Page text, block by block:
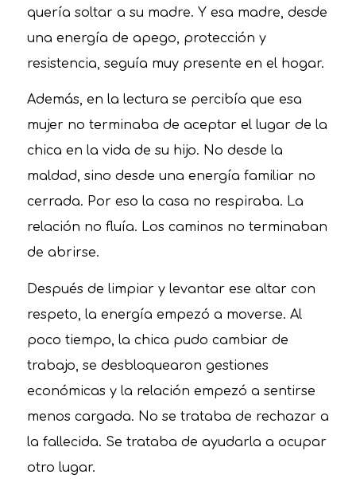
quería soltar a su madre. Y esa madre, desde
una energía de apego, protección y
resistencia, seguía muy presente en el hogar.
Además, en la lectura se percibía que esa
mujer no terminaba de aceptar el lugar de la
chica en la vida de su hijo. No desde la
maldad, sino desde una energía familiar no
cerrada. Por eso la casa no respiraba. La
relación no fluía. Los caminos no terminaban
de abrirse.
Después de limpiar y levantar ese altar con
respeto, la energía empezó a moverse. Al
poco tiempo, la chica pudo cambiar de
trabajo, se desbloquearon gestiones
económicas y la relación empezó a sentirse
menos cargada. No se trataba de rechazar a
la fallecida. Se trataba de ayudarla a ocupar
otro lugar.